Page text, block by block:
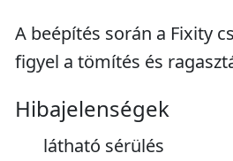
A beépítés során a Fixity
figyel a tömítés és
Hibajelenségek
látható sérülés